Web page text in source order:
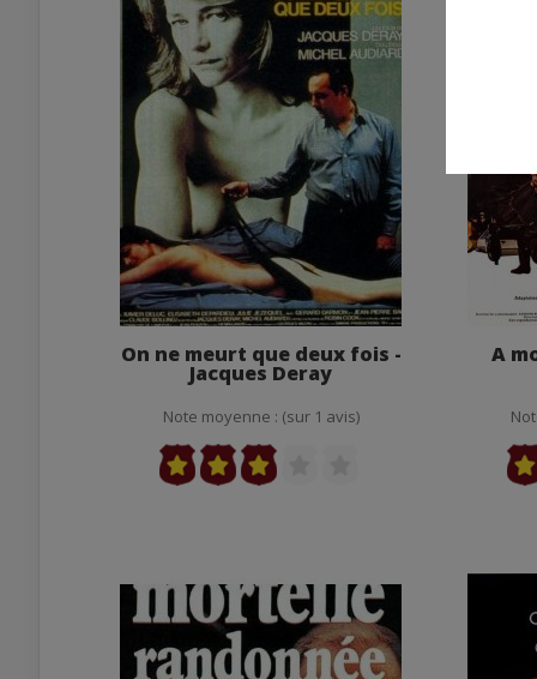
On ne meurt que deux fois -
Jacques Deray
Note moyenne : (sur 1 avis)
A